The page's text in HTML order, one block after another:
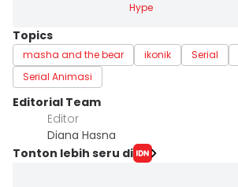
Hype
Topics
masha and the bear ikonik Serial
Serial Animasi
Editorial Team
Editor
Diana Hasna
Tonton lebih seru di